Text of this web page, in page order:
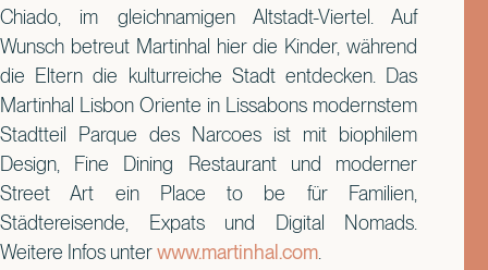
Chiado, im gleichnamigen Altstadt-Viertel. Auf
Wunsch betreut Martinhal hier die Kinder, während
die Eltern die kulturreiche Stadt entdecken. Das
Martinhal Lisbon Oriente in Lissabons modernstem
Stadtteil Parque des Narcoes ist mit biophilem
Design, Fine Dining Restaurant und moderner
Street Art ein Place to be für Familien,
Städtereisende, Expats und Digital Nomads.
Weitere Infos unterwww.martinhal.com